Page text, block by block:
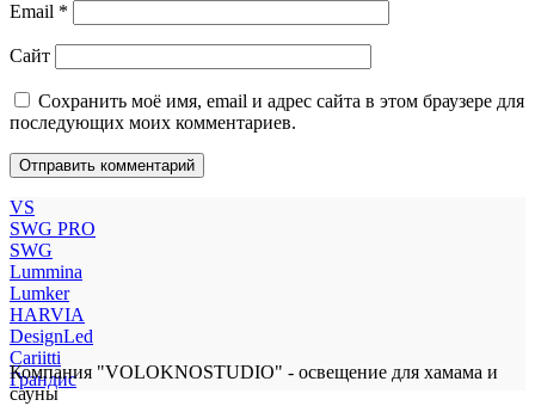
Email *
Сайт
Сохранить моё имя, email и адрес сайта в этом браузере для
последующих моих комментариев.
VS
SWG PRO
SWG
Lummina
Lumker
HARVIA
DesignLed
Cariitti
Грандис
Компания "VOLOKNOSTUDIO" - освещение для хамама и
сауны